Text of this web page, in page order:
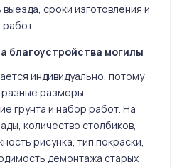
сроки изготовления и
благоустройства могилы
индивидуально, потому
разные размеры,
грунта и набор работ. На
количество столбиков,
рисунка, тип покраски,
демонтажа старых